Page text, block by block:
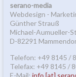
serano-media
Webdesign -
Günther Strauß
Michael-Aumueller-
D-82291
Telefon: +49 8145 /
Telefax: +49 8145 /
E-Mail: info [at]